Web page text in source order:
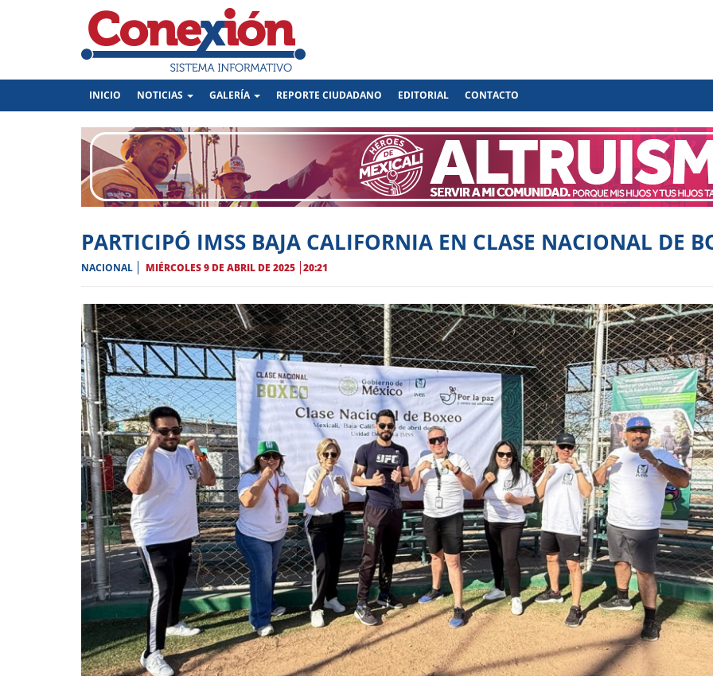
INICIO (CURRENT)
NOTICIAS GALERÍA REPORTE CIUDADANO EDITORIAL CONTACTO
PARTICIPÓ IMSS BAJA CALIFORNIA EN CLASE NACIONAL DE
NACIONAL MIÉRCOLES 9 DE ABRIL DE 2025 20:21